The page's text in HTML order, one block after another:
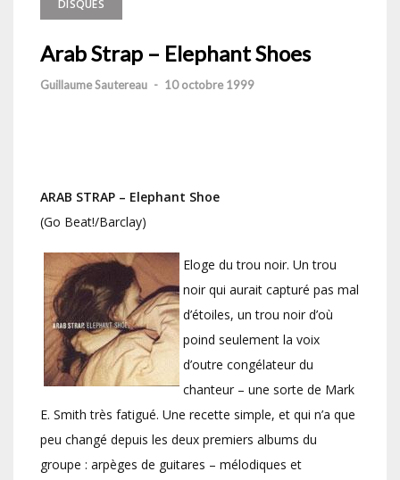
DISQUES
Arab Strap – Elephant Shoes
Guillaume Sautereau - 10 octobre 1999
ARAB STRAP – Elephant Shoe
(Go Beat!/Barclay)
Eloge du trou noir. Un trou
noir qui aurait capturé pas mal
d’étoiles, un trou noir d’où
poind seulement la voix
d’outre congélateur du
chanteur – une sorte de Mark
E. Smith très fatigué. Une recette simple, et qui n’a que
peu changé depuis les deux premiers albums du
groupe : arpèges de guitares – mélodiques et